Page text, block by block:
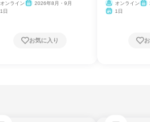
オンライン
2026年8月・9月
1日
お気に入り
60分オンライン
1日